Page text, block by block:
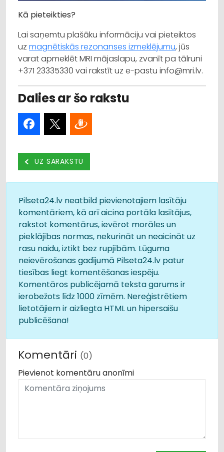
Kā pieteikties?
Lai saņemtu plašāku informāciju vai pieteiktos
uz magnētiskās rezonanses izmeklējumu, jūs
varat apmeklēt MRI mājaslapu, zvanīt pa tālruni
+371 23335330 vai rakstīt uz e-pastu info@mri.lv.
Dalies ar šo rakstu
UZ SARAKSTU
Pilseta24.lv neatbild pievienotajiem lasītāju
komentāriem, kā arī aicina portāla lasītājus,
rakstot komentārus, ievērot morāles un
pieklājības normas, nekurināt un neaicināt uz
rasu naidu, iztikt bez rupjībām. Lūguma
neievērošanas gadījumā Pilseta24.lv patur
tiesības liegt komentēšanas iespēju.
Komentāros publicējamā teksta garums ir
ierobežots līdz 1000 zīmēm. Nereģistrētiem
lietotājiem ir aizliegta HTML un hipersaišu
publicēšana!
Komentāri (0)
Pievienot komentāru anonīmi